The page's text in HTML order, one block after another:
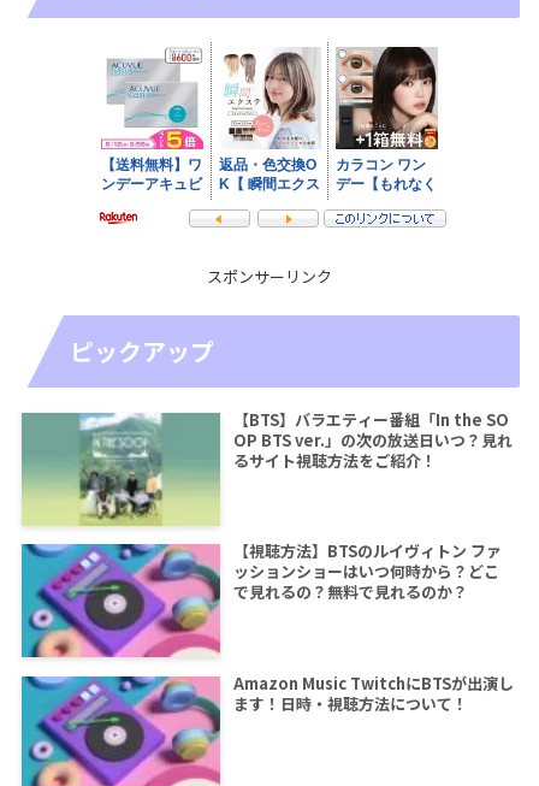
スポンサーリンク
ピックアップ
【BTS】バラエティー番組「In the SO
OP BTS ver.」の次の放送日いつ？見れ
るサイト視聴方法をご紹介！
【視聴方法】BTSのルイヴィトン ファ
ッションショーはいつ何時から？どこ
で見れるの？無料で見れるのか？
Amazon Music TwitchにBTSが出演し
ます！日時・視聴方法について！